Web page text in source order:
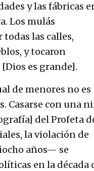
y las fábricas
Los mulás
las calles,
y tocaron
es grande].
de menores no es
Casarse con una
del Profeta
la violación de
años— se
en la década